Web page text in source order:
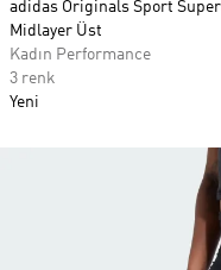
adidas Originals Sport
Midlayer Üst
Kadın Performance
3 renk
Yeni